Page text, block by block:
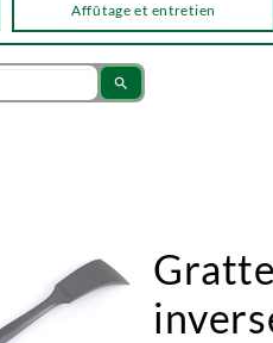
Affûtage et entretien
search